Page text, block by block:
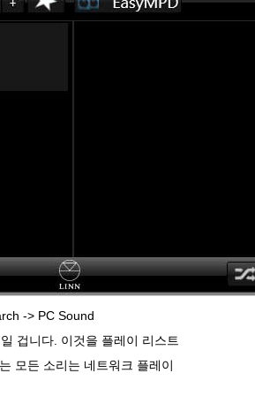
-> PC Sound
겁니다. 이것을 플레이 리스트
모든 소리는 네트워크 플레이